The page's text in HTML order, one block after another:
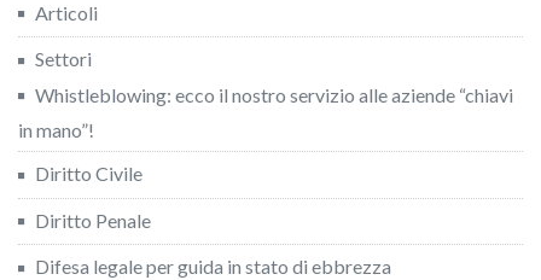
Articoli
Settori
Whistleblowing: ecco il nostro servizio alle aziende “chiavi
in mano”!
Diritto Civile
Diritto Penale
Difesa legale per guida in stato di ebbrezza